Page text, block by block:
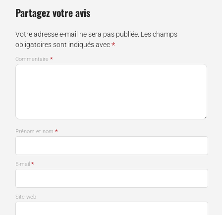
Partagez votre avis
Votre adresse e-mail ne sera pas publiée. Les champs
obligatoires sont indiqués avec*
Commentaire *
Prénom et nom *
E-mail *
Site web